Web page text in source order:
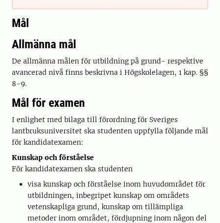
Mål
Allmänna mål
De allmänna målen för utbildning på grund- respektive
avancerad nivå finns beskrivna i Högskolelagen, 1 kap. §§
8-9.
Mål för examen
I enlighet med bilaga till förordning för Sveriges
lantbruksuniversitet ska studenten uppfylla följande mål
för kandidatexamen:
Kunskap och förståelse
För kandidatexamen ska studenten
visa kunskap och förståelse inom huvudområdet för
utbildningen, inbegripet kunskap om områdets
vetenskapliga grund, kunskap om tillämpliga
metoder inom området, fördjupning inom någon del